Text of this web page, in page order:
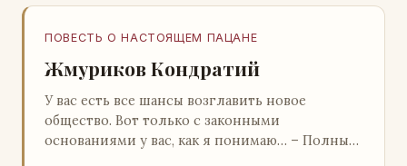
ПОВЕСТЬ О НАСТОЯЩЕМ ПАЦАНЕ
Жмуриков Кондратий
У вас есть все шансы возглавить новое
общество. Вот только с законными
основаниями у вас, как я понимаю… – Полный